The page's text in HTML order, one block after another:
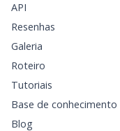
API
Resenhas
Galeria
Roteiro
Tutoriais
Base de conhecimento
Blog